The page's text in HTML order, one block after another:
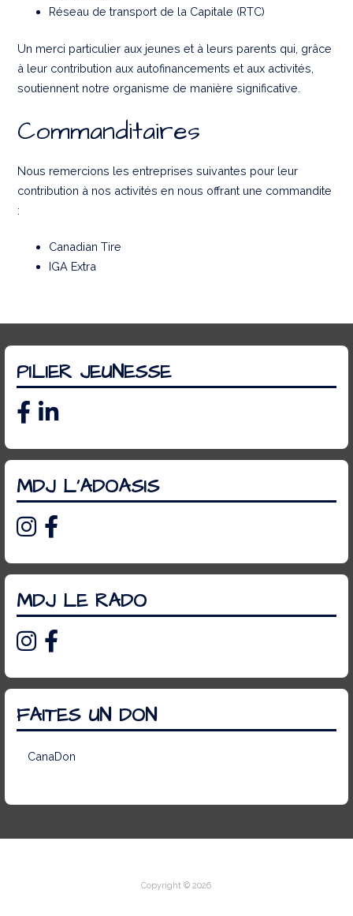
Réseau de transport de la Capitale (RTC)
Un merci particulier aux jeunes et à leurs parents qui, grâce
à leur contribution aux autofinancements et aux activités,
soutiennent notre organisme de manière significative.
Commanditaires
Nous remercions les entreprises suivantes pour leur
contribution à nos activités en nous offrant une commandite
:
Canadian Tire
IGA Extra
PILIER JEUNESSE
MDJ L’ADOASIS
MDJ LE RADO
FAITES UN DON
CanaDon
Copyright © 2026